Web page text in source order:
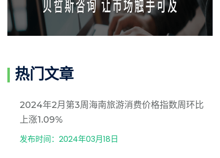
热门文章
2024年2月第3周海南旅游消费价格指数周环比
上涨1.09%
发布时间：2024年03月18日